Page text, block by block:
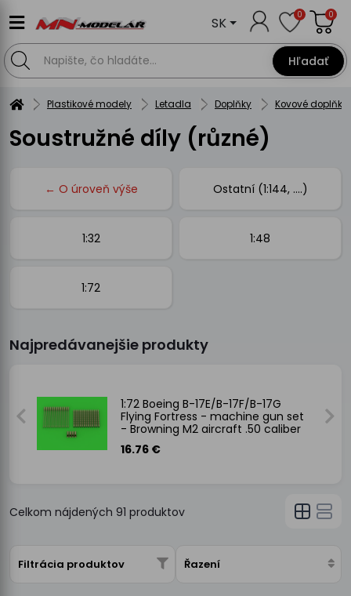
Hľadať
SK 0 0
Plastikové modely Letadla Doplňky Kovové doplňky
Soustružné díly (různé)
← O úroveň výše Ostatní (1:144, ....)
1:32 1:48
1:72
Najpredávanejšie produkty
1:72 Boeing B-17E/B-17F/B-17G
Flying Fortress - machine gun set
- Browning M2 aircraft .50 caliber
b
16.76 €
Celkom nájdených 91 produktov
Filtrácia produktov Řazení